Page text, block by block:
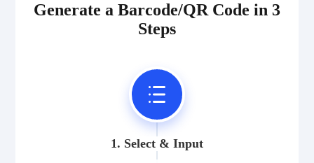
Generate a Barcode/QR Code in 3
Steps
1. Select & Input